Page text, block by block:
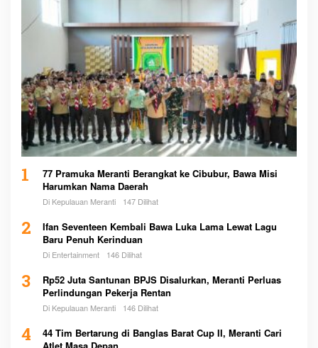
1
77 Pramuka Meranti Berangkat ke Cibubur, Bawa Misi
Harumkan Nama Daerah
Di Kepulauan Meranti 147 Dilihat
2
Ifan Seventeen Kembali Bawa Luka Lama Lewat Lagu
Baru Penuh Kerinduan
Di Entertainment 146 Dilihat
3
Rp52 Juta Santunan BPJS Disalurkan, Meranti Perluas
Perlindungan Pekerja Rentan
Di Kepulauan Meranti 146 Dilihat
4
44 Tim Bertarung di Banglas Barat Cup II, Meranti Cari